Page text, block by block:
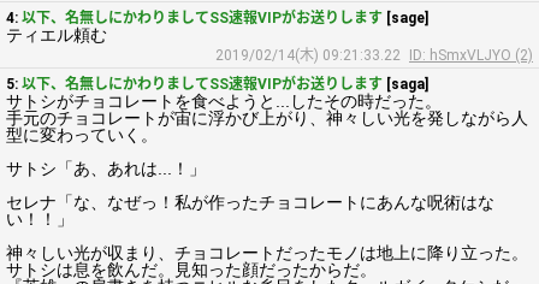
4: 以下、名無しにかわりましてSS速報VIPがお送りします [sage]
ティエル頼む
2019/02/14(木) 09:21:33.22
ID: hSmxVLJYO (2)
5: 以下、名無しにかわりましてSS速報VIPがお送りします [saga]
サトシがチョコレートを食べようと...したその時だった。
手元のチョコレートが宙に浮かび上がり、神々しい光を発しながら人
型に変わっていく。
サトシ「あ、あれは...！」
セレナ「な、なぜっ！私が作ったチョコレートにあんな呪術はな
い！！」
神々しい光が収まり、チョコレートだったモノは地上に降り立った。
サトシは息を飲んだ。見知った顔だったからだ。